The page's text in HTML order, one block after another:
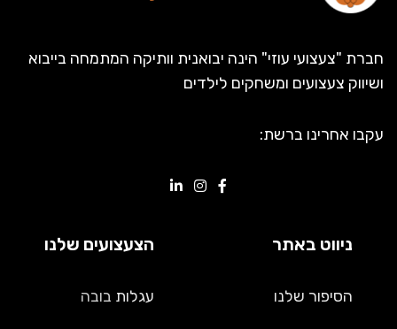
חברת "צעצועי עוזי" הינה יבואנית וותיקה המתמחה בייבוא
ושיווק צעצועים ומשחקים לילדים
עקבו אחרינו ברשת:
ניווט באתר
הסיפור שלנו
הצעצועים שלנו
עגלות בובה